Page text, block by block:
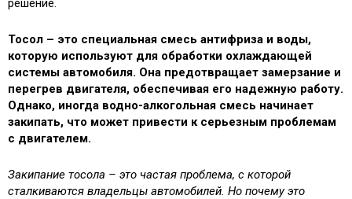
Тосол – это специальная смесь антифриза и воды,
которую используют для обработки охлаждающей
системы автомобиля. Она предотвращает замерзание и
перегрев двигателя, обеспечивая его надежную работу.
Однако, иногда водно-алкогольная смесь начинает
закипать, что может привести к серьезным проблемам
с двигателем.
Закипание тосола – это частая проблема, с которой
сталкиваются владельцы автомобилей. Но почему это